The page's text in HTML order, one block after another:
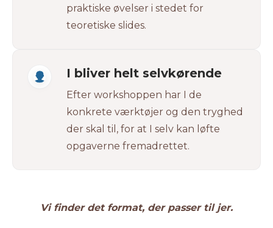
praktiske øvelser i stedet for
teoretiske slides.
I bliver helt selvkørende
Efter workshoppen har I de
konkrete værktøjer og den tryghed
der skal til, for at I selv kan løfte
opgaverne fremadrettet.
Vi finder det format, der passer til jer.